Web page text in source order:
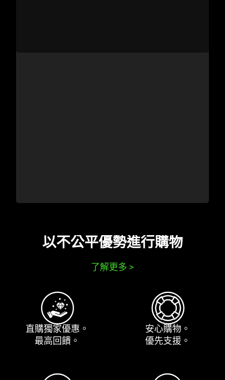
以不公平優勢進行購物
了解更多 >
直購獨家優惠 。
最高回饋 。
安心購物 。
優先支援 。